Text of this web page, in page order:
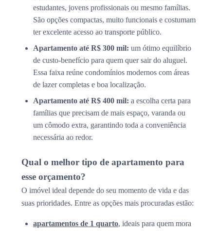
estudantes, jovens profissionais ou mesmo famílias.
São opções compactas, muito funcionais e costumam
ter excelente acesso ao transporte público.
Apartamento até R$ 300 mil: um ótimo equilíbrio
de custo-benefício para quem quer sair do aluguel.
Essa faixa reúne condomínios modernos com áreas
de lazer completas e boa localização.
Apartamento até R$ 400 mil: a escolha certa para
famílias que precisam de mais espaço, varanda ou
um cômodo extra, garantindo toda a conveniência
necessária ao redor.
Qual o melhor tipo de apartamento para
esse orçamento?
O imóvel ideal depende do seu momento de vida e das
suas prioridades. Entre as opções mais procuradas estão:
apartamentos de 1 quarto, ideais para quem mora